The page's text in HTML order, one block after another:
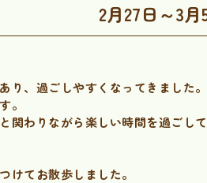
2月27日～3月
り、過ごしやすくなってきました。
。
関わりながら楽しい時間を過ごして
けてお散歩しました。